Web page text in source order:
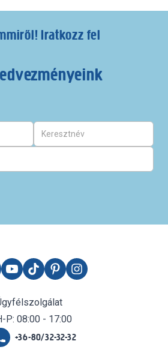
Iratkozz fel
P: 08:00 - 17:00
+36-80/32-32-32